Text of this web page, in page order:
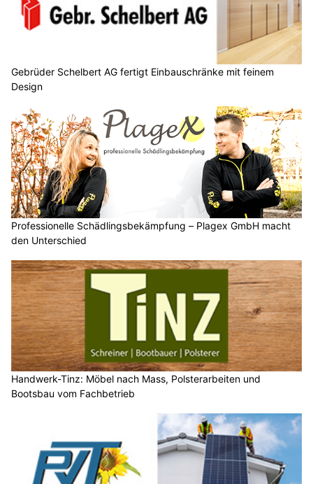
Gebrüder Schelbert AG fertigt Einbauschränke mit feinem
Design
Professionelle Schädlingsbekämpfung – Plagex GmbH macht
den Unterschied
Handwerk-Tinz: Möbel nach Mass, Polsterarbeiten und
Bootsbau vom Fachbetrieb